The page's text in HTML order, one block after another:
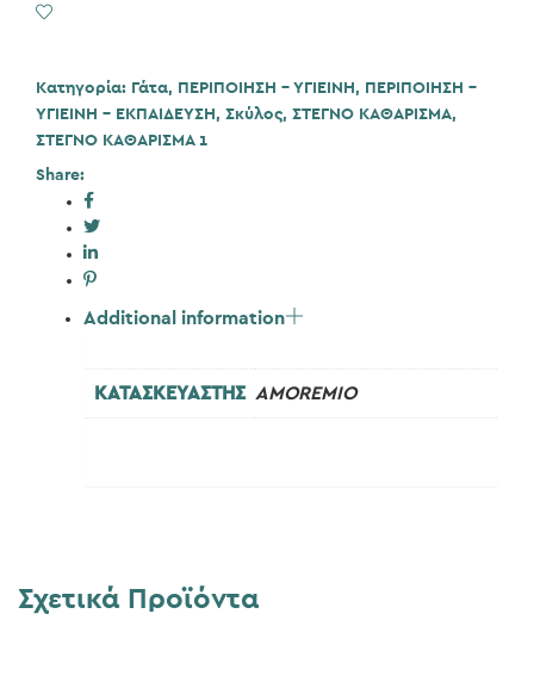
Κατηγορία: Γάτα, ΠΕΡΙΠΟΙΗΣΗ - ΥΓΙΕΙΝΗ, ΠΕΡΙΠΟΙΗΣΗ -
ΥΓΙΕΙΝΗ - ΕΚΠΑΙΔΕΥΣΗ, Σκύλος, ΣΤΕΓΝΟ ΚΑΘΑΡΙΣΜΑ,
ΣΤΕΓΝΟ ΚΑΘΑΡΙΣΜΑ 1
Share:
Additional information
ΚΑΤΑΣΚΕΥΑΣΤΗΣ AMOREMIO
Σχετικά Προϊόντα